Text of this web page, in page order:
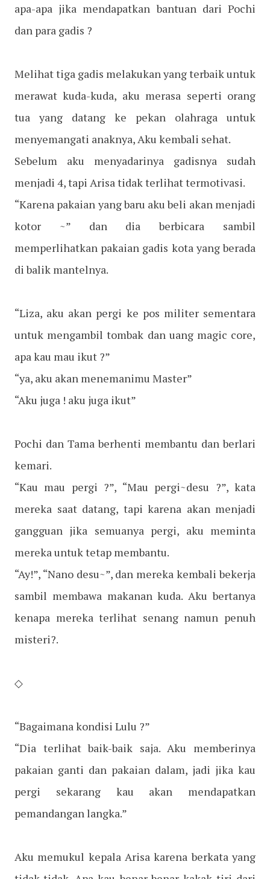
apa-apa jika mendapatkan bantuan dari Pochi
dan para gadis ?
Melihat tiga gadis melakukan yang terbaik untuk
merawat kuda-kuda, aku merasa seperti orang
tua yang datang ke pekan olahraga untuk
menyemangati anaknya, Aku kembali sehat.
Sebelum aku menyadarinya gadisnya sudah
menjadi 4, tapi Arisa tidak terlihat termotivasi.
“Karena pakaian yang baru aku beli akan menjadi
kotor ~” dan dia berbicara sambil
memperlihatkan pakaian gadis kota yang berada
di balik mantelnya.
“Liza, aku akan pergi ke pos militer sementara
untuk mengambil tombak dan uang magic core,
apa kau mau ikut ?”
“ya, aku akan menemanimu Master”
“Aku juga ! aku juga ikut”
Pochi dan Tama berhenti membantu dan berlari
kemari.
“Kau mau pergi ?”, “Mau pergi~desu ?”, kata
mereka saat datang, tapi karena akan menjadi
gangguan jika semuanya pergi, aku meminta
mereka untuk tetap membantu.
“Ay!”, “Nano desu~”, dan mereka kembali bekerja
sambil membawa makanan kuda. Aku bertanya
kenapa mereka terlihat senang namun penuh
misteri?.
◇
“Bagaimana kondisi Lulu ?”
“Dia terlihat baik-baik saja. Aku memberinya
pakaian ganti dan pakaian dalam, jadi jika kau
pergi sekarang kau akan mendapatkan
pemandangan langka.”
Aku memukul kepala Arisa karena berkata yang